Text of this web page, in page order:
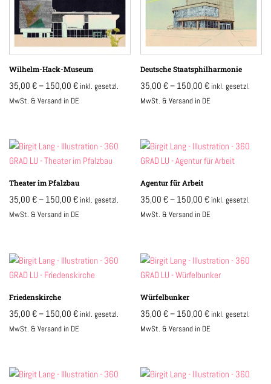
Wilhelm-Hack-Museum
35,00 €– 150,00 € inkl. gesetzl.
MwSt. & Versand in DE
Deutsche Staatsphilharmonie
35,00€– 150,00€ inkl. gesetzl.
MwSt. & Versand in DE
Theater im Pfalzbau
35,00 €– 150,00 € inkl. gesetzl.
MwSt. & Versand in DE
Agentur für Arbeit
35,00€– 150,00€ inkl. gesetzl.
MwSt. & Versand in DE
Friedenskirche
35,00 €– 150,00 € inkl. gesetzl.
MwSt. & Versand in DE
Würfelbunker
35,00€– 150,00€ inkl. gesetzl.
MwSt. & Versand in DE